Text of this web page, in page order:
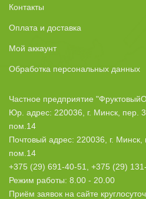
Контакты
Оплата и доставка
Мой аккаунт
Обработка персональных данных
Частное предприятие
Юр. адрес: 220036, г. Минск, пер.
пом.14
Почтовый адрес: 220036, г.
пом.14
+375 (29) 691-40-51, +375 (29)
Режим работы: 8.00 - 20.00
Приём заявок на сайте